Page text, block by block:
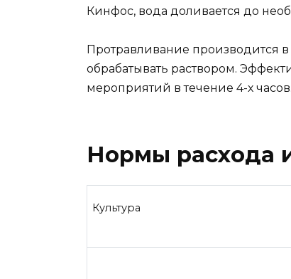
Кинфос, вода доливается до
Протравливание производится
обрабатывать раствором.
мероприятий в течение 4-х часов.
Нормы расхода
Культура